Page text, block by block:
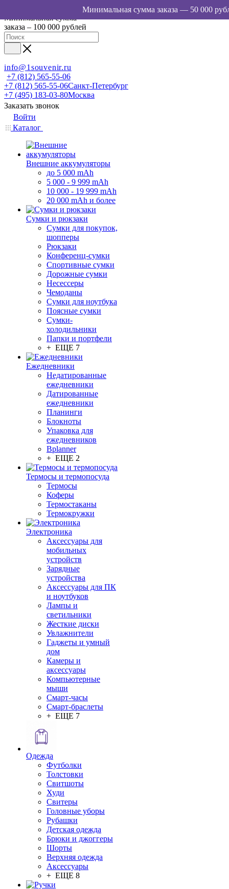
Минимальная сумма
заказа – 100 000 рублей
info@1souvenir.ru
+7 (812) 565-55-06
+7 (812) 565-55-06Санкт-Петербург
+7 (495) 183-03-80Москва
Заказать звонок
Войти
Каталог
Внешние аккумуляторы
до 5 000 mAh
5 000 - 9 999 mAh
10 000 - 19 999 mAh
20 000 mAh и более
Сумки и рюкзаки
Сумки для покупок,
шопперы
Рюкзаки
Конференц-сумки
Спортивные сумки
Дорожные сумки
Несессеры
Чемоданы
Сумки для ноутбука
Поясные сумки
Сумки-
холодильники
Папки и портфели
+ ЕЩЕ 7
Ежедневники
Недатированные
ежедневники
Датированные
ежедневники
Планинги
Блокноты
Упаковка для
ежедневников
Bplanner
+ ЕЩЕ 2
Термосы и термопосуда
Термосы
Коферы
Термостаканы
Термокружки
Электроника
Аксессуары для
мобильных
устройств
Зарядные
устройства
Аксессуары для ПК
и ноутбуков
Лампы и
светильники
Жесткие диски
Увлажнители
Гаджеты и умный
дом
Камеры и
аксессуары
Компьютерные
мыши
Смарт-часы
Смарт-браслеты
+ ЕЩЕ 7
Одежда
Футболки
Толстовки
Свитшоты
Худи
Свитеры
Головные уборы
Рубашки
Детская одежда
Брюки и джоггеры
Шорты
Верхняя одежда
Аксессуары
+ ЕЩЕ 8